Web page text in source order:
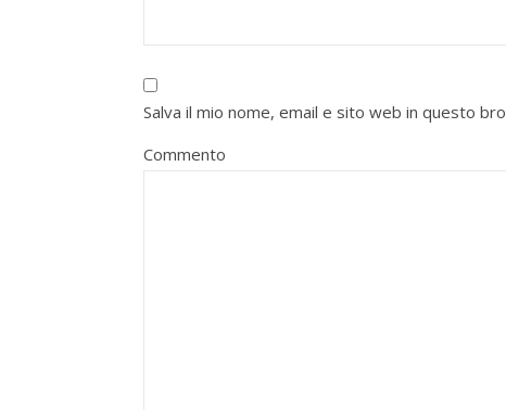
Salva il mio nome, email e sito web in questo
Commento